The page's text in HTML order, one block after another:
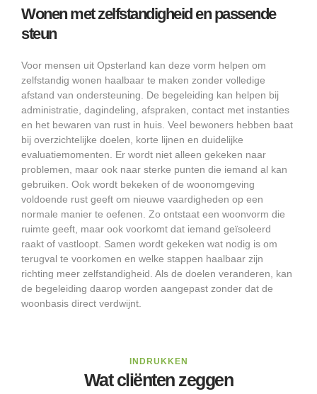
Wonen met zelfstandigheid en passende
steun
Voor mensen uit Opsterland kan deze vorm helpen om
zelfstandig wonen haalbaar te maken zonder volledige
afstand van ondersteuning. De begeleiding kan helpen bij
administratie, dagindeling, afspraken, contact met instanties
en het bewaren van rust in huis. Veel bewoners hebben baat
bij overzichtelijke doelen, korte lijnen en duidelijke
evaluatiemomenten. Er wordt niet alleen gekeken naar
problemen, maar ook naar sterke punten die iemand al kan
gebruiken. Ook wordt bekeken of de woonomgeving
voldoende rust geeft om nieuwe vaardigheden op een
normale manier te oefenen. Zo ontstaat een woonvorm die
ruimte geeft, maar ook voorkomt dat iemand geïsoleerd
raakt of vastloopt. Samen wordt gekeken wat nodig is om
terugval te voorkomen en welke stappen haalbaar zijn
richting meer zelfstandigheid. Als de doelen veranderen, kan
de begeleiding daarop worden aangepast zonder dat de
woonbasis direct verdwijnt.
INDRUKKEN
Wat cliënten zeggen